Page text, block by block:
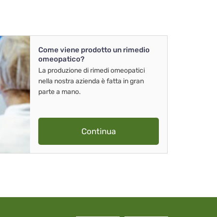
Come viene prodotto un rimedio
omeopatico?
La produzione di rimedi omeopatici
nella nostra azienda è fatta in gran
parte a mano.
Continua